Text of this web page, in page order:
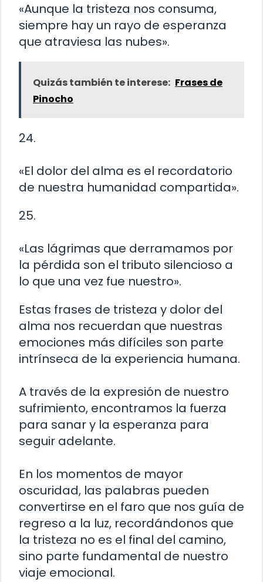
«Aunque la tristeza nos consuma,
siempre hay un rayo de esperanza
que atraviesa las nubes».
Quizás también te interese: Frases de
Pinocho
24.
«El dolor del alma es el recordatorio
de nuestra humanidad compartida».
25.
«Las lágrimas que derramamos por
la pérdida son el tributo silencioso a
lo que una vez fue nuestro».
Estas frases de tristeza y dolor del
alma nos recuerdan que nuestras
emociones más difíciles son parte
intrínseca de la experiencia humana.
A través de la expresión de nuestro
sufrimiento, encontramos la fuerza
para sanar y la esperanza para
seguir adelante.
En los momentos de mayor
oscuridad, las palabras pueden
convertirse en el faro que nos guía de
regreso a la luz, recordándonos que
la tristeza no es el final del camino,
sino parte fundamental de nuestro
viaje emocional.